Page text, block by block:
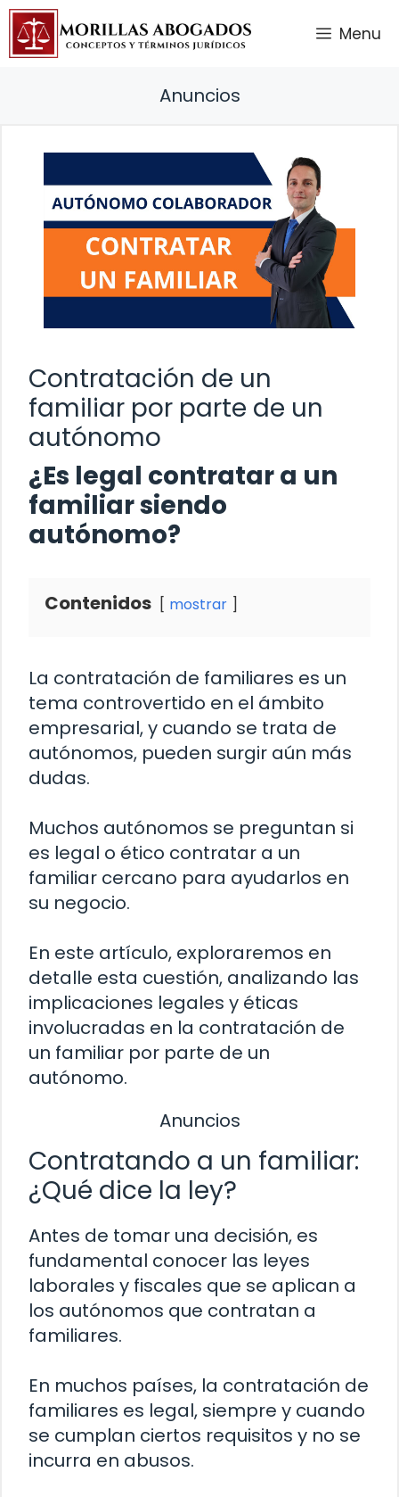
Saltar
contenido
Menu
Anuncios
Contratación de un
familiar por parte de un
autónomo
¿Es legal contratar a un
familiar siendo
autónomo?
Contenidos mostrar
La contratación de familiares es un
tema controvertido en el ámbito
empresarial, y cuando se trata de
autónomos, pueden surgir aún más
dudas.
Muchos autónomos se preguntan si
es legal o ético contratar a un
familiar cercano para ayudarlos en
su negocio.
En este artículo, exploraremos en
detalle esta cuestión, analizando las
implicaciones legales y éticas
involucradas en la contratación de
un familiar por parte de un
autónomo.
Anuncios
Contratando a un familiar:
¿Qué dice la ley?
Antes de tomar una decisión, es
fundamental conocer las leyes
laborales y fiscales que se aplican a
los autónomos que contratan a
familiares.
En muchos países, la contratación de
familiares es legal, siempre y cuando
se cumplan ciertos requisitos y no se
incurra en abusos.